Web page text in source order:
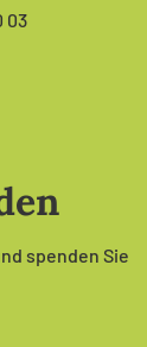
03
spenden Sie